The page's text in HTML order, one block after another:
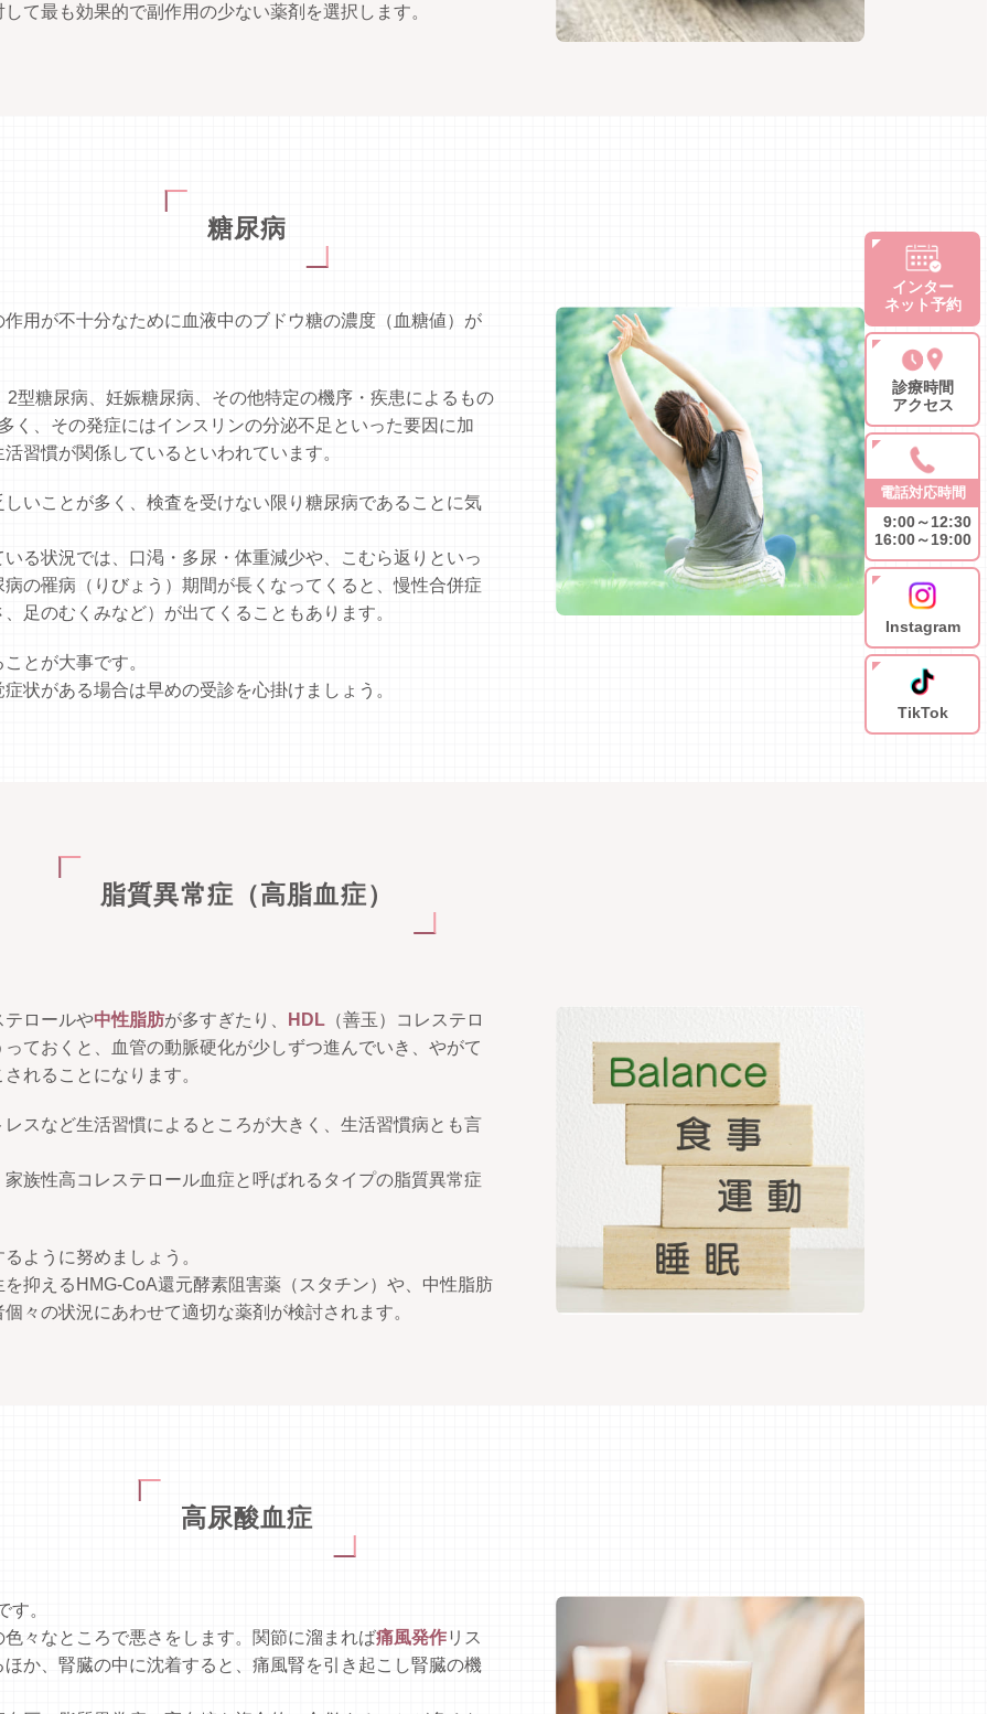
て最も効果的で副作用の少ない薬剤を選択します。
糖尿病
用が不十分なために血液中のブドウ糖の濃度（血糖値）が
型糖尿病、妊娠糖尿病、その他特定の機序・疾患によるもの
く、その発症にはインスリンの分泌不足といった要因に加
習慣が関係しているといわれています。
いことが多く、検査を受けない限り糖尿病であることに気
る状況では、口渇・多尿・体重減少や、こむら返りといっ
の罹病（りびょう）期間が長くなってくると、慢性合併症
足のむくみなど）が出てくることもあります。
とが大事です。
状がある場合は早めの受診を心掛けましょう。
脂質異常症（高脂血症）
テロールや中性脂肪が多すぎたり、 HDL （善玉）コレステロ
ておくと、血管の動脈硬化が少しずつ進んでいき、やがて
れることになります。
スなど生活習慣によるところが大きく、生活習慣病とも言
族性高コレステロール血症と呼ばれるタイプの脂質異常症
ように努めましょう。
抑えるHMG-CoA還元酵素阻害薬（スタチン）や、中性脂肪
々の状況にあわせて適切な薬剤が検討されます。
高尿酸血症
す。
々なところで悪さをします。関節に溜まれば痛風発作リス
ほか、腎臓の中に沈着すると、痛風腎を引き起こし腎臓の機
インター
ネット予約
診療時間
アクセス
電話対応時間
9:00～12:30
16:00～19:00
Instagram
TikTok